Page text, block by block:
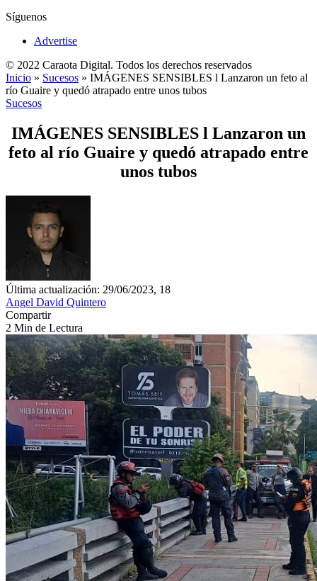
Síguenos
Advertise
© 2022 Caraota Digital. Todos los derechos reservados
Inicio » Sucesos » IMÁGENES SENSIBLES l Lanzaron un feto al
río Guaire y quedó atrapado entre unos tubos
Sucesos
IMÁGENES SENSIBLES l Lanzaron un
feto al río Guaire y quedó atrapado entre
unos tubos
Última actualización: 29/06/2023, 18
Angel David Quintero
Compartir
2 Min de Lectura